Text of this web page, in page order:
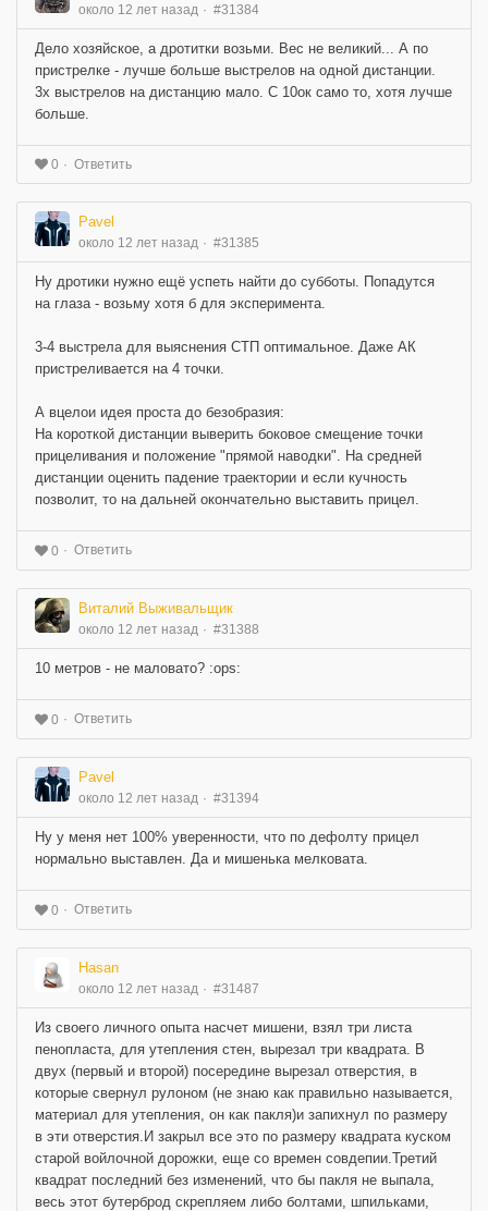
около 12 лет назад #31384
Дело хозяйское, а дротитки возьми. Вес не великий... А по
пристрелке - лучше больше выстрелов на одной дистанции.
3х выстрелов на дистанцию мало. С 10ок само то, хотя лучше
больше.
0 Ответить
Pavel
около 12 лет назад #31385
Ну дротики нужно ещё успеть найти до субботы. Попадутся
на глаза - возьму хотя б для эксперимента.
3-4 выстрела для выяснения СТП оптимальное. Даже АК
пристреливается на 4 точки.
А вцелои идея проста до безобразия:
На короткой дистанции выверить боковое смещение точки
прицеливания и положение "прямой наводки". На средней
дистанции оценить падение траектории и если кучность
позволит, то на дальней окончательно выставить прицел.
0 Ответить
Виталий Выживальщик
около 12 лет назад #31388
10 метров - не маловато? :ops:
0 Ответить
Pavel
около 12 лет назад #31394
Ну у меня нет 100% уверенности, что по дефолту прицел
нормально выставлен. Да и мишенька мелковата.
0 Ответить
Hasan
около 12 лет назад #31487
Из своего личного опыта насчет мишени, взял три листа
пенопласта, для утепления стен, вырезал три квадрата. В
двух (первый и второй) посередине вырезал отверстия, в
которые свернул рулоном (не знаю как правильно называется,
материал для утепления, он как пакля)и запихнул по размеру
в эти отверстия.И закрыл все это по размеру квадрата куском
старой войлочной дорожки, еще со времен совдепии.Третий
квадрат последний без изменений, что бы пакля не выпала,
весь этот бутерброд скрепляем либо болтами, шпильками,